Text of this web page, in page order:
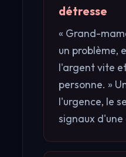
détresse
« Grand-
un problème,
l'argent vite
personne. »
l'urgence, le
signaux